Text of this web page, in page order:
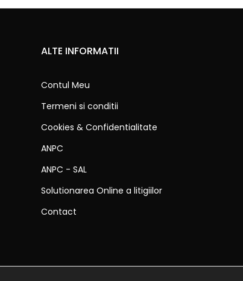
ALTE INFORMATII
Contul Meu
Termeni si conditii
Cookies & Confidentialitate
ANPC
ANPC - SAL
Solutionarea Online a litigiilor
Contact